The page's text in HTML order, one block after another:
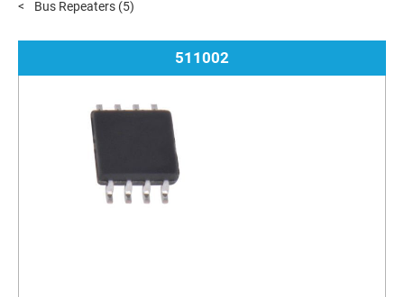
Bus Repeaters (5)
511002